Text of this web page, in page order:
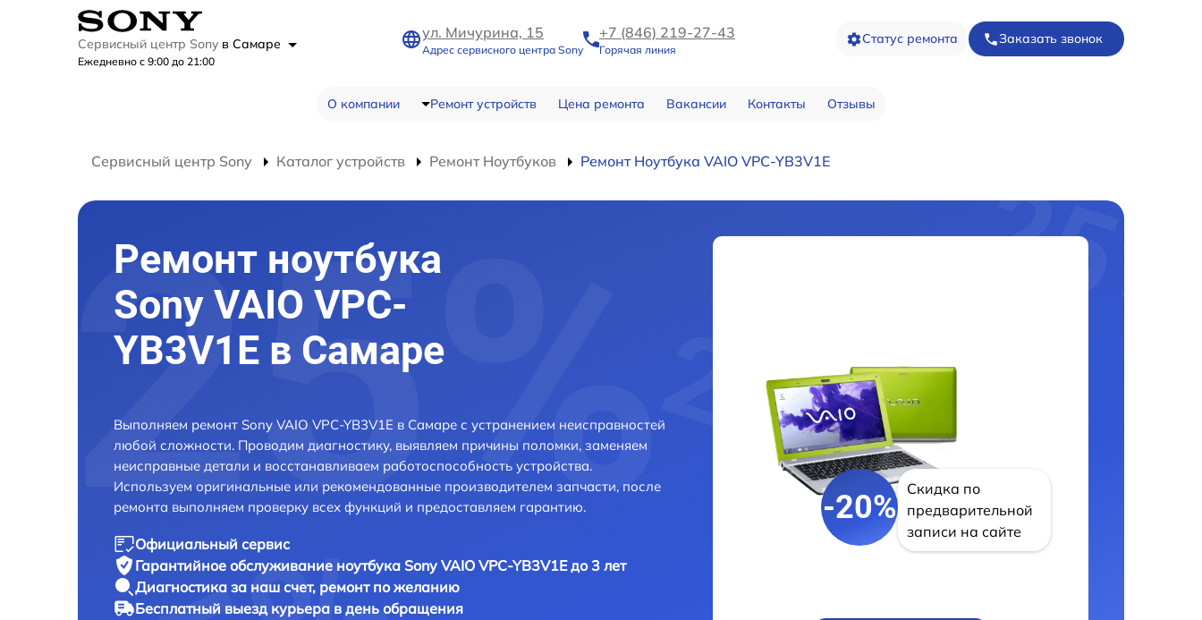
Сервисный центр Sony в Самаре
Ежедневно с 9:00 до 21:00
ул. Мичурина, 15
Адрес сервисного центра Sony
+7 (846) 219-27-43
Горячая линия
Статус ремонта Заказать звонок
О компании Ремонт устройств Цена ремонта Вакансии Контакты Отзывы
Сервисный центр Sony Каталог устройств Ремонт Ноутбуков Ремонт Ноутбука VAIO VPC-YB3V1E
Ремонт ноутбука
Sony VAIO VPC-
YB3V1E в Самаре
Выполняем ремонт Sony VAIO VPC-YB3V1E в Самаре с устранением неисправностей
любой сложности. Проводим диагностику, выявляем причины поломки, заменяем
неисправные детали и восстанавливаем работоспособность устройства.
Используем оригинальные или рекомендованные производителем запчасти, после
ремонта выполняем проверку всех функций и предоставляем гарантию.
Официальный сервис
Гарантийное обслуживание ноутбука Sony VAIO VPC-YB3V1E до 3 лет
Диагностика за наш счет, ремонт по желанию
Бесплатный выезд курьера в день обращения
-20%
Скидка по
предварительной
записи на сайте